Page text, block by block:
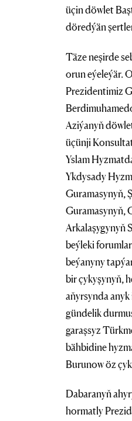
üçin döwlet
döredýän
Täze neşirde
orun eýeleýär.
Prezidentimiz
Aziýanyň
üçünji
Yslam
Ykdysady
Guramasynyň,
Guramasynyň,
Arkalaşygynyň
beýleki
beýanyny
bir çykyşynyň,
aňyrsynda
gündelik
garaşsyz
bähbidine
Burunow öz
Dabaranyň
hormatly